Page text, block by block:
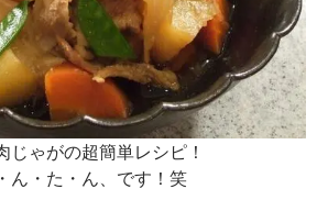
ゃがの超簡単レシピ！
ん・た・ん、です！笑